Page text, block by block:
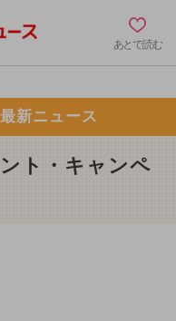
あとで読む
新ニュース
ト・キャンペ